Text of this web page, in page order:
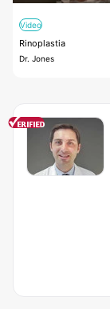
Video
Rinoplastia
Dr. Jones